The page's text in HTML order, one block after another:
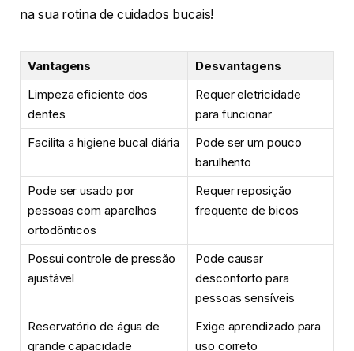
na sua rotina de cuidados bucais!
Vantagens
Desvantagens
Limpeza eficiente dos
dentes
Requer eletricidade
para funcionar
Facilita a higiene bucal diária
Pode ser um pouco
barulhento
Pode ser usado por
pessoas com aparelhos
ortodônticos
Requer reposição
frequente de bicos
Possui controle de pressão
ajustável
Pode causar
desconforto para
pessoas sensíveis
Reservatório de água de
grande capacidade
Exige aprendizado para
uso correto